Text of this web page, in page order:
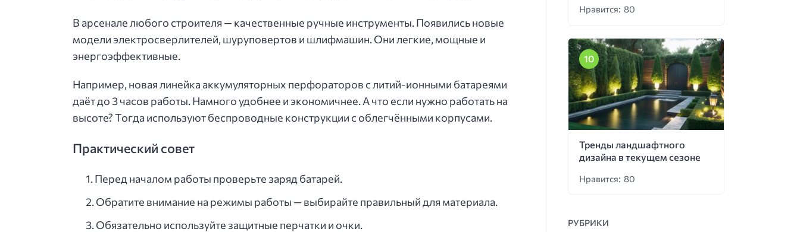
В арсенале любого строителя — качественные ручные инструменты. Появились новые
модели электросверлителей, шуруповертов и шлифмашин. Они легкие, мощные и
энергоэффективные.
Например, новая линейка аккумуляторных перфораторов с литий-ионными батареями
даёт до 3 часов работы. Намного удобнее и экономичнее. А что если нужно работать на
высоте? Тогда используют беспроводные конструкции с облегчёнными корпусами.
Практический совет
Перед началом работы проверьте заряд батарей.
Обратите внимание на режимы работы — выбирайте правильный для материала.
Обязательно используйте защитные перчатки и очки.
Нравится: 80
Тренды ландшафтного
дизайна в текущем сезоне
Нравится: 80
РУБРИКИ